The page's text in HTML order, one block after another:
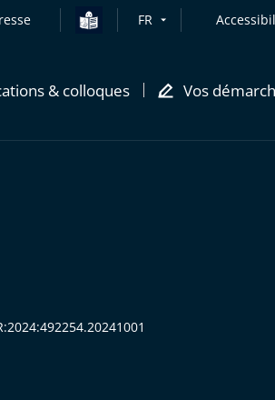
FR
& colloques Vos